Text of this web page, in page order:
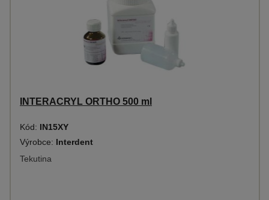
INTERACRYL ORTHO 500 ml
Kód: IN15XY
Výrobce: Interdent
Tekutina